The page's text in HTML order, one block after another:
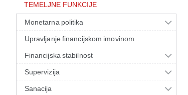
TEMELJNE FUNKCIJE
Monetarna politika
Upravljanje financijskom imovinom
Financijska stabilnost
Supervizija
Sanacija